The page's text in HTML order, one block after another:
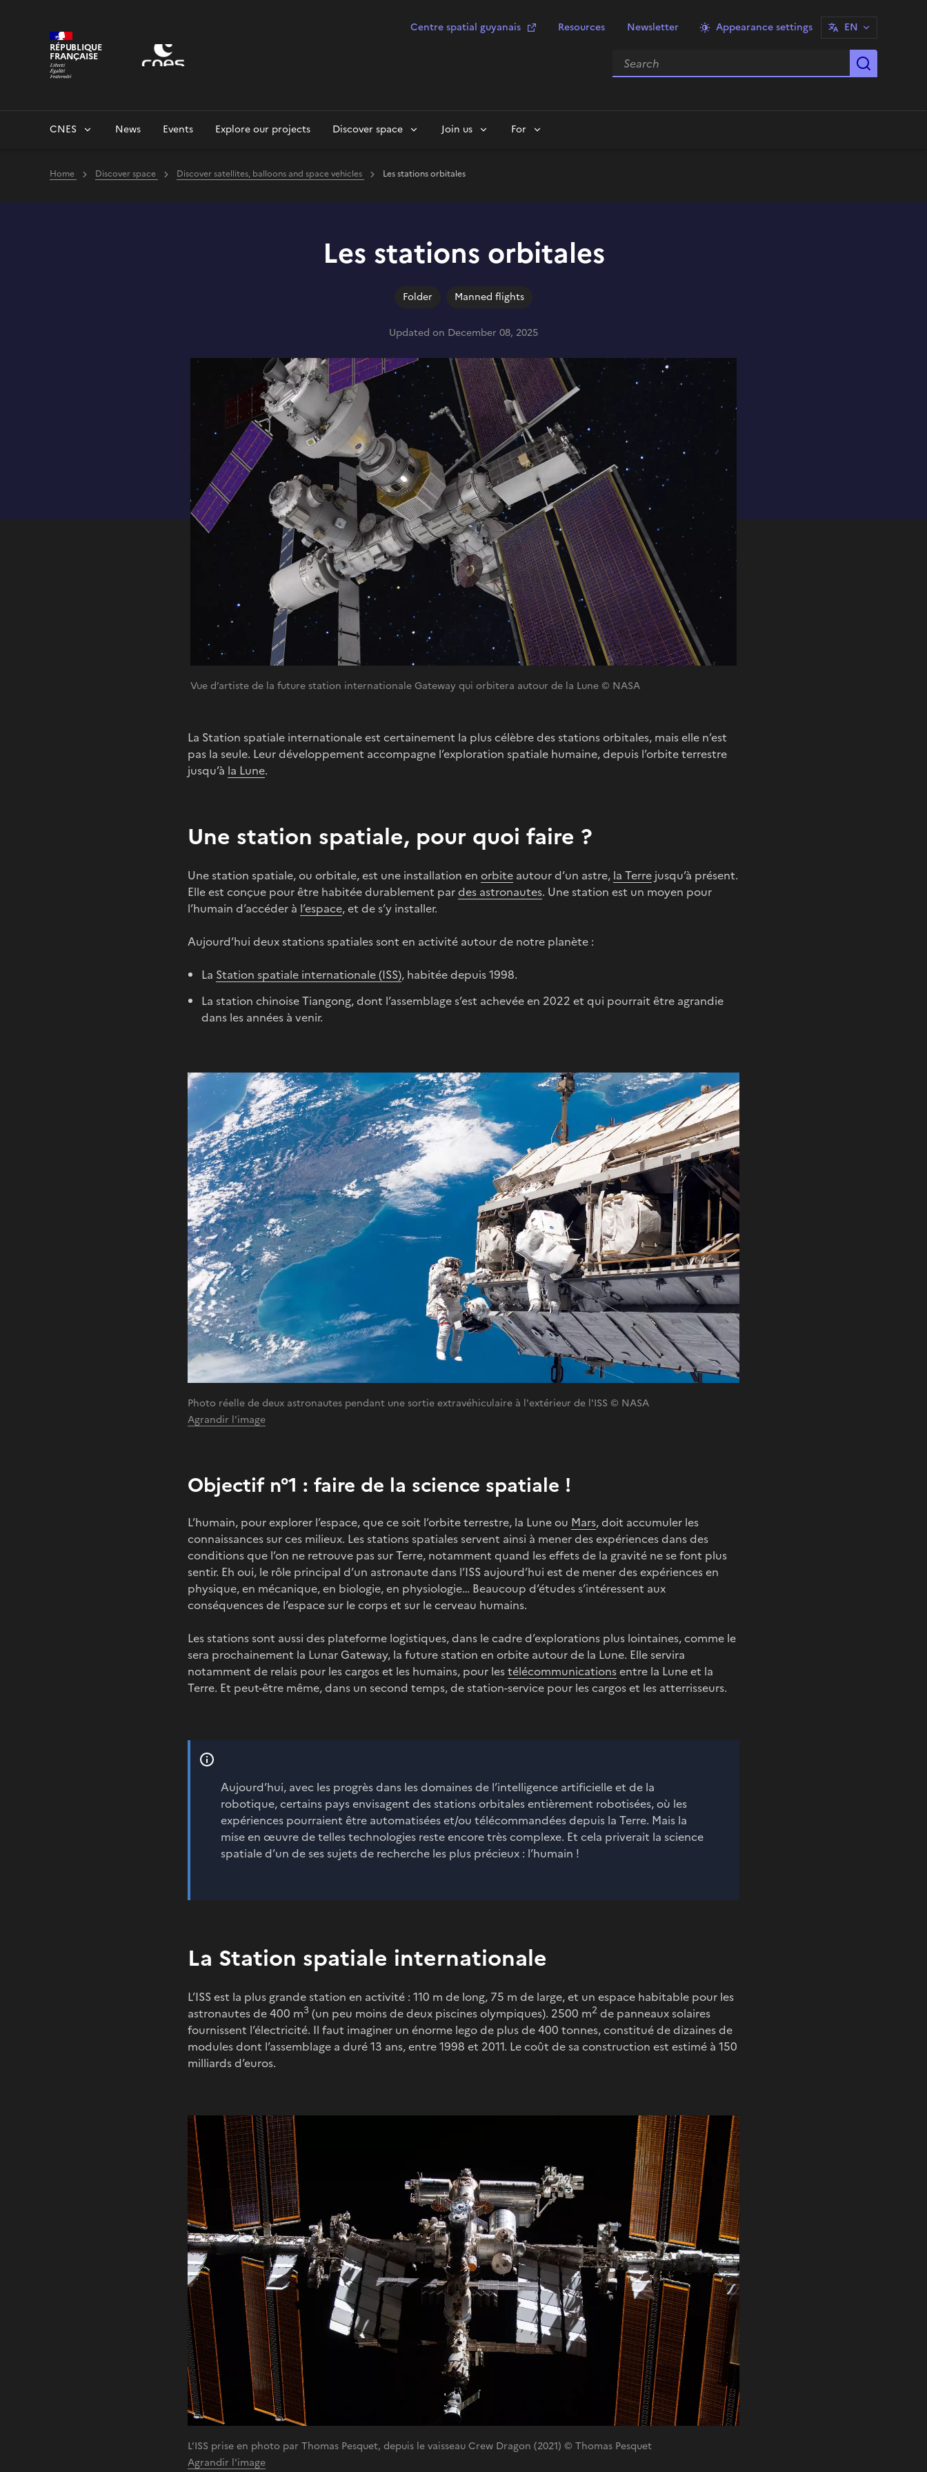
RÉPUBLIQUE
FRANÇAISE
Centre spatial guyanais Resources Newsletter Appearance settings EN
Search
CNES News Events Explore our projects Discover space Join us For
Home Discover space Discover satellites, balloons and space vehicles Les stations orbitales
Les stations orbitales
Folder Manned flights
Updated on December 08, 2025
Vue d’artiste de la future station internationale Gateway qui orbitera autour de la Lune © NASA
La Station spatiale internationale est certainement la plus célèbre des stations orbitales, mais elle n’est
pas la seule. Leur développement accompagne l’exploration spatiale humaine, depuis l’orbite terrestre
jusqu’à la Lune.
Une station spatiale, pour quoi faire ?
Une station spatiale, ou orbitale, est une installation en orbite autour d’un astre, la Terre jusqu’à présent.
Elle est conçue pour être habitée durablement pardes astronautes. Une station est un moyen pour
l’humain d’accéder à l’espace, et de s’y installer.
Aujourd’hui deux stations spatiales sont en activité autour de notre planète :
La Station spatiale internationale (ISS), habitée depuis 1998.
La station chinoise Tiangong, dont l’assemblage s’est achevée en 2022 et qui pourrait être agrandie
dans les années à venir.
Photo réelle de deux astronautes pendant une sortie extravéhiculaire à l'extérieur de l'ISS © NASA
Agrandir l'image
Objectif n°1 : faire de la science spatiale !
L’humain, pour explorer l’espace, que ce soit l’orbite terrestre, la Lune ou Mars, doit accumuler les
connaissances sur ces milieux. Les stations spatiales servent ainsi à mener des expériences dans des
conditions que l’on ne retrouve pas sur Terre, notamment quand les effets de la gravité ne se font plus
sentir. Eh oui, le rôle principal d’un astronaute dans l’ISS aujourd’hui est de mener des expériences en
physique, en mécanique, en biologie, en physiologie… Beaucoup d’études s’intéressent aux
conséquences de l’espace sur le corps et sur le cerveau humains.
Les stations sont aussi des plateforme logistiques, dans le cadre d’explorations plus lointaines, comme le
sera prochainement la Lunar Gateway, la future station en orbite autour de la Lune. Elle servira
notamment de relais pour les cargos et les humains, pour lestélécommunicationsentre la Lune et la
Terre. Et peut-être même, dans un second temps, de station-service pour les cargos et les atterrisseurs.
Aujourd’hui, avec les progrès dans les domaines de l’intelligence artificielle et de la
robotique, certains pays envisagent des stations orbitales entièrement robotisées, où les
expériences pourraient être automatisées et/ou télécommandées depuis la Terre. Mais la
mise en œuvre de telles technologies reste encore très complexe. Et cela priverait la science
spatiale d’un de ses sujets de recherche les plus précieux : l’humain !
La Station spatiale internationale
L’ISS est la plus grande station en activité : 110 m de long, 75 m de large, et un espace habitable pour les
astronautes de 400 m3 (un peu moins de deux piscines olympiques). 2500 m2 de panneaux solaires
fournissent l’électricité. Il faut imaginer un énorme lego de plus de 400 tonnes, constitué de dizaines de
modules dont l’assemblage a duré 13 ans, entre 1998 et 2011. Le coût de sa construction est estimé à 150
milliards d’euros.
L’ISS prise en photo par Thomas Pesquet, depuis le vaisseau Crew Dragon (2021) © Thomas Pesquet
Agrandir l'image